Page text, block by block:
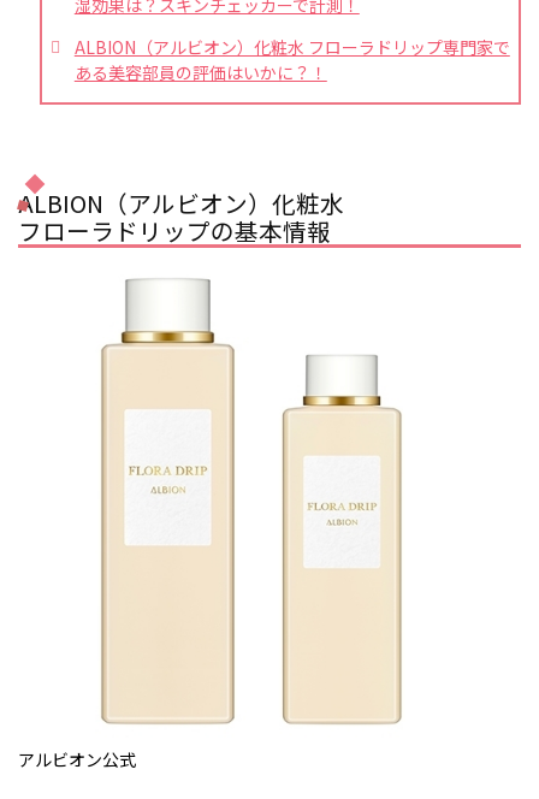
ALBION（アルビオン）化粧水 フローラドリップ専門家で
ある美容部員の評価はいかに？！
ALBION（アルビオン）化粧水
フローラドリップの基本情報
アルビオン公式